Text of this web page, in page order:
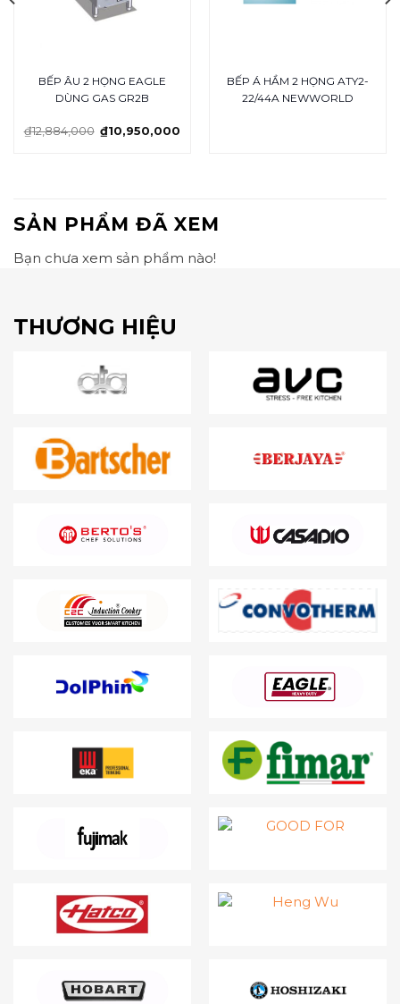
BẾP ÂU 2 HỌNG EAGLE
DÙNG GAS GR2B
₫12,884,000 ₫10,950,000
BẾP Á HẦM 2 HỌNG ATY2-
22/44A NEWWORLD
SẢN PHẨM ĐÃ XEM
Bạn chưa xem sản phẩm nào!
THƯƠNG HIỆU